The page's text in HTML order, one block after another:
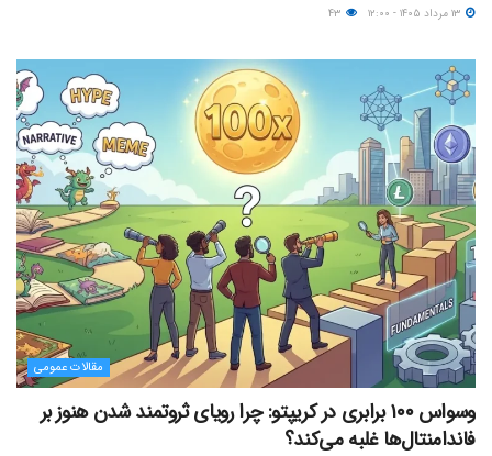
مقالات عمومی
وسواس ۱۰۰ برابری در کریپتو: چرا رویای ثروتمند شدن هنوز بر
فاندامنتال‌ها غلبه می‌کند؟